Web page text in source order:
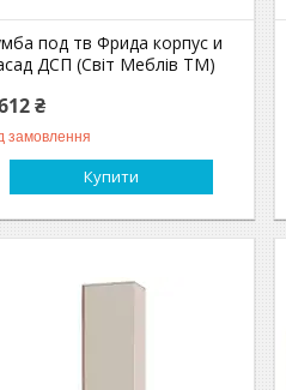
под тв Фрида корпус и
ДСП (Світ Меблів TM)
₴
замовлення
Купити